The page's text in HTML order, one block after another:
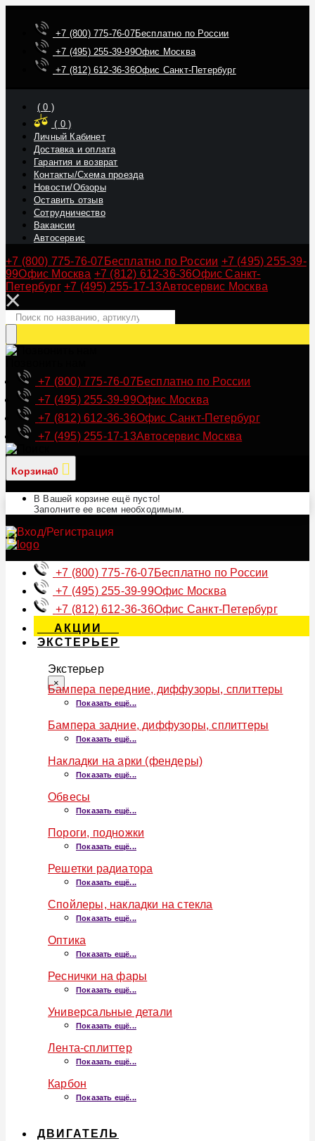
+7 (800) 775-76-07Бесплатно по России
+7 (495) 255-39-99Офис Москва
+7 (812) 612-36-36Офис Санкт-Петербург
(0 )
( 0)
Личный Кабинет
Доставка и оплата
Гарантия и возврат
Контакты/Схема проезда
Новости/Обзоры
Оставить отзыв
Сотрудничество
Вакансии
Автосервис
+7 (800) 775-76-07 Бесплатно по России +7 (495) 255-39-
99Офис Москва +7 (812) 612-36-36Офис Санкт-
Петербург +7 (495) 255-17-13Автосервис Москва
+7 (800) 775-76-07Бесплатно по России
+7 (495) 255-39-99Офис Москва
+7 (812) 612-36-36Офис Санкт-Петербург
+7 (495) 255-17-13Автосервис Москва
Корзина0
В Вашей корзине ещё пусто!
Заполните ее всем необходимым.
+7 (800) 775-76-07Бесплатно по России
+7 (495) 255-39-99Офис Москва
+7 (812) 612-36-36Офис Санкт-Петербург
АКЦИИ
ЭКСТЕРЬЕР
Экстерьер
×
Бампера передние, диффузоры, сплиттеры
Показать ещё...
Бампера задние, диффузоры, сплиттеры
Показать ещё...
Накладки на арки (фендеры)
Показать ещё...
Обвесы
Показать ещё...
Пороги, подножки
Показать ещё...
Решетки радиатора
Показать ещё...
Спойлеры, накладки на стекла
Показать ещё...
Оптика
Показать ещё...
Реснички на фары
Показать ещё...
Универсальные детали
Показать ещё...
Лента-сплиттер
Показать ещё...
Карбон
Показать ещё...
ДВИГАТЕЛЬ